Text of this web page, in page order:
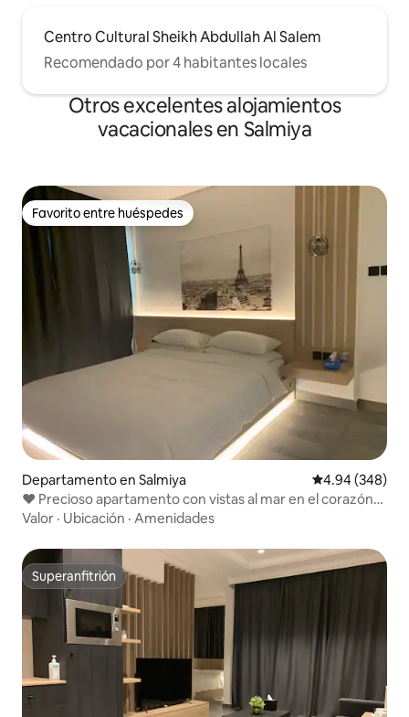
Centro Cultural Sheikh Abdullah Al Salem
Recomendado por 4 habitantes locales
Otros excelentes alojamientos
vacacionales en Salmiya
Favorito entre huéspedes
Favorito entre huéspedes
Departamento en Salmiya Calificación
4.94 (348)
♥ Precioso apartamento con vistas al mar en el corazón
de Salmiya
Valor · Ubicación · Amenidades
Superanfitrión
Superanfitrión